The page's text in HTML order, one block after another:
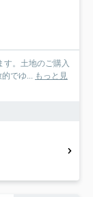
す。土地のご購入
でゆ... もっと見